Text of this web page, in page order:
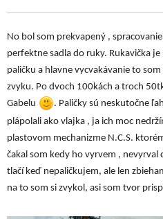
No bol som prekvapený ,
perfektne sadla do ruky. Rukavička
paličku a hlavne vycvakávanie to
zvyku. Po dvoch 100kách a troch
Gabelu
. Paličky sú neskutočne
plápolali ako vlajka , ja ich moc
plastovom mechanizme N.C.S.
čakal som kedy ho vyrvem ,
tlačí keď nepaličkujem, ale len
na to som si zvykol, asi som tvor